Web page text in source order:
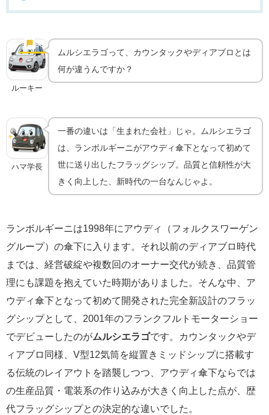
🏁 実車の魅力
LP640の誕生
ルーキー
ムルシエラゴって、カウンタックやディアブロとは
何が違うんですか？
ハマ学長
一番の違いは「生まれた会社」じゃ。ムルシエラゴ
は、ランボルギーニがアウディ傘下となって初めて
世に送り出したフラッグシップ。品質と信頼性が大
きく向上した、新時代の一台なんじゃよ。
ランボルギーニは1998年にアウディ（フォルクスワーゲン
グループ）の傘下に入ります。それ以前のディアブロ時代
までは、経営破綻や複数回のオーナー交代が続き、品質管
理にも課題を抱えていた時期がありました。そんな中、ア
ウディ傘下となって初めて開発された完全新設計のフラッ
グシップとして、2001年のフランクフルトモーターショー
でデビューしたのがムルシエラゴです。カウンタックやデ
ィアブロ同様、V型12気筒を縦置きミッドシップに搭載す
る伝統のレイアウトを踏襲しつつ、アウディ傘下ならでは
の生産品質・電装系の作り込みが大きく向上した点が、歴
代フラッグシップとの決定的な違いでした。